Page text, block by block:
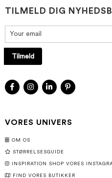
TILMELD DIG
Tilmeld
VORES UNIVERS
OM OS
STØRRELSESGUIDE
INSPIRATION SHOP VORES
FIND VORES BUTIKKER